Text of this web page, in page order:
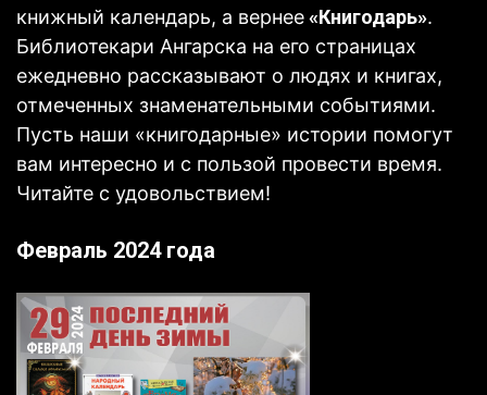
книжный календарь, а вернее«Книгодарь».
Библиотекари Ангарска на его страницах
ежедневно рассказывают о людях и книгах,
отмеченных знаменательными событиями.
Пусть наши «книгодарные» истории помогут
вам интересно и с пользой провести время.
Читайте с удовольствием!
Февраль 2024 года